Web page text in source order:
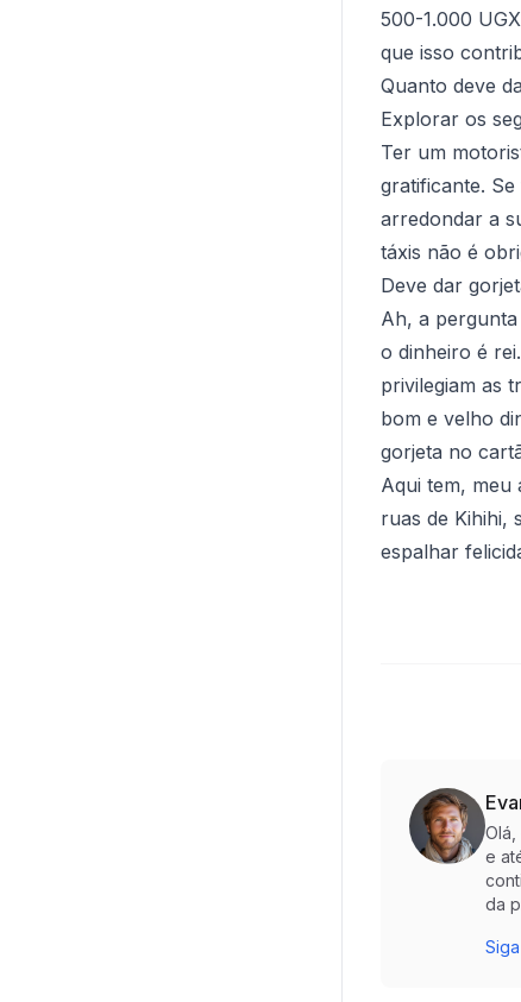
500-1.000
que isso
Quanto deve
Explorar os
Ter um
gratificante.
arredondar a
táxis não é
Deve dar
Ah, a
o dinheiro é
privilegiam as
bom e velho
gorjeta no
Aqui tem, meu
ruas de Kihihi,
espalhar
e
da